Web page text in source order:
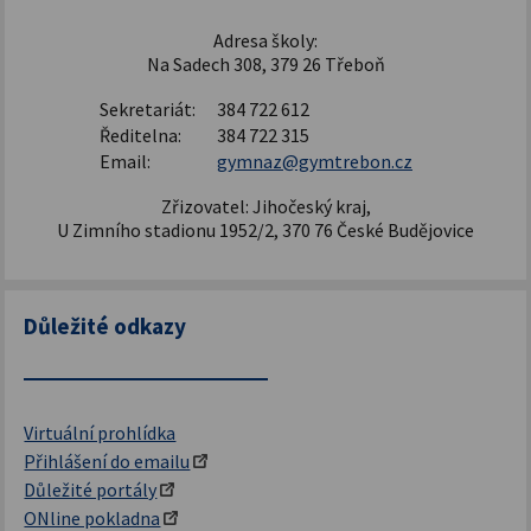
Adresa školy:
Na Sadech 308, 379 26 Třeboň
Sekretariát:
384 722 612
Ředitelna:
384 722 315
Email:
gymnaz@gymtrebon.cz
Zřizovatel: Jihočeský kraj,
U Zimního stadionu 1952/2, 370 76 České Budějovice
Důležité odkazy
Virtuální prohlídka
Přihlášení do emailu
Důležité portály
ONline pokladna